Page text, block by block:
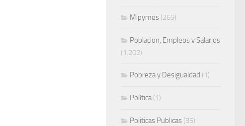
Mipymes (265)
Poblacion, Empleos y Salarios
(1.202)
Pobreza y Desigualdad (1)
Política(1)
Politicas Publicas (35)